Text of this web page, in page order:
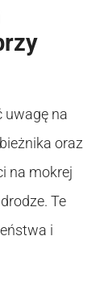
uwagę na
oraz
na mokrej
Te
i